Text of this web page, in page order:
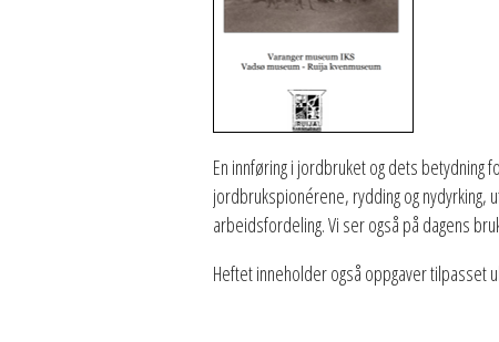
En innføring i jordbruket og dets betydning
jordbrukspionérene, rydding og
arbeidsfordeling. Vi ser også på dagens
Heftet inneholder også oppgaver tilpasset